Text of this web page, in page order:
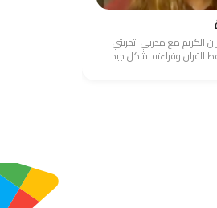
الكريم مع مدربي .تجربتي
القران وقراءته بشكل جيد